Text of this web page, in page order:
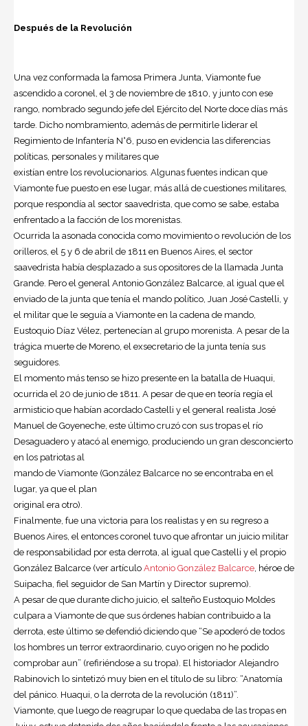
Después de la Revolución
Una vez conformada la famosa Primera Junta, Viamonte fue
ascendido a coronel, el 3 de noviembre de 1810, y junto con ese
rango, nombrado segundo jefe del Ejército del Norte doce días más
tarde. Dicho nombramiento, además de permitirle liderar el
Regimiento de Infantería N°6, puso en evidencia las diferencias
políticas, personales y militares que
existían entre los revolucionarios. Algunas fuentes indican que
Viamonte fue puesto en ese lugar, más allá de cuestiones militares,
porque respondía al sector saavedrista, que como se sabe, estaba
enfrentado a la facción de los morenistas.
Ocurrida la asonada conocida como movimiento o revolución de los
orilleros, el 5 y 6 de abril de 1811 en Buenos Aires, el sector
saavedrista había desplazado a sus opositores de la llamada Junta
Grande. Pero el general Antonio González Balcarce, al igual que el
enviado de la junta que tenía el mando político, Juan José Castelli, y
el militar que le seguía a Viamonte en la cadena de mando,
Eustoquio Díaz Vélez, pertenecían al grupo morenista. A pesar de la
trágica muerte de Moreno, el exsecretario de la junta tenía sus
seguidores.
El momento más tenso se hizo presente en la batalla de Huaqui,
ocurrida el 20 de junio de 1811. A pesar de que en teoría regía el
armisticio que habían acordado Castelli y el general realista José
Manuel de Goyeneche, este último cruzó con sus tropas el río
Desaguadero y atacó al enemigo, produciendo un gran desconcierto
en los patriotas al
mando de Viamonte (González Balcarce no se encontraba en el
lugar, ya que el plan
original era otro).
Finalmente, fue una victoria para los realistas y en su regreso a
Buenos Aires, el entonces coronel tuvo que afrontar un juicio militar
de responsabilidad por esta derrota, al igual que Castelli y el propio
González Balcarce (ver artículo Antonio González Balcarce , héroe de
Suipacha, fiel seguidor de San Martín y Director supremo).
A pesar de que durante dicho juicio, el salteño Eustoquio Moldes
culpara a Viamonte de que sus órdenes habían contribuido a la
derrota, este último se defendió diciendo que “Se apoderó de todos
los hombres un terror extraordinario, cuyo origen no he podido
comprobar aun” (refiriéndose a su tropa). El historiador Alejandro
Rabinovich lo sintetizó muy bien en el título de su libro: “Anatomía
del pánico. Huaqui, o la derrota de la revolución (1811)”.
Viamonte, que luego de reagrupar lo que quedaba de las tropas en